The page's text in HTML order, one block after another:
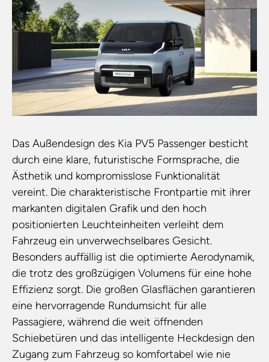
Das Außendesign des Kia PV5 Passenger besticht
durch eine klare, futuristische Formsprache, die
Ästhetik und kompromisslose Funktionalität
vereint. Die charakteristische Frontpartie mit ihrer
markanten digitalen Grafik und den hoch
positionierten Leuchteinheiten verleiht dem
Fahrzeug ein unverwechselbares Gesicht.
Besonders auffällig ist die optimierte Aerodynamik,
die trotz des großzügigen Volumens für eine hohe
Effizienz sorgt. Die großen Glasflächen garantieren
eine hervorragende Rundumsicht für alle
Passagiere, während die weit öffnenden
Schiebetüren und das intelligente Heckdesign den
Zugang zum Fahrzeug so komfortabel wie nie